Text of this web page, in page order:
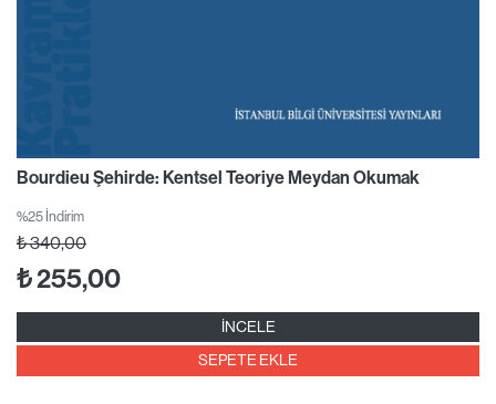
Bourdieu Şehirde: Kentsel Teoriye Meydan Okumak
%25 İndirim
₺340,00
₺255,00
İNCELE
SEPETE EKLE